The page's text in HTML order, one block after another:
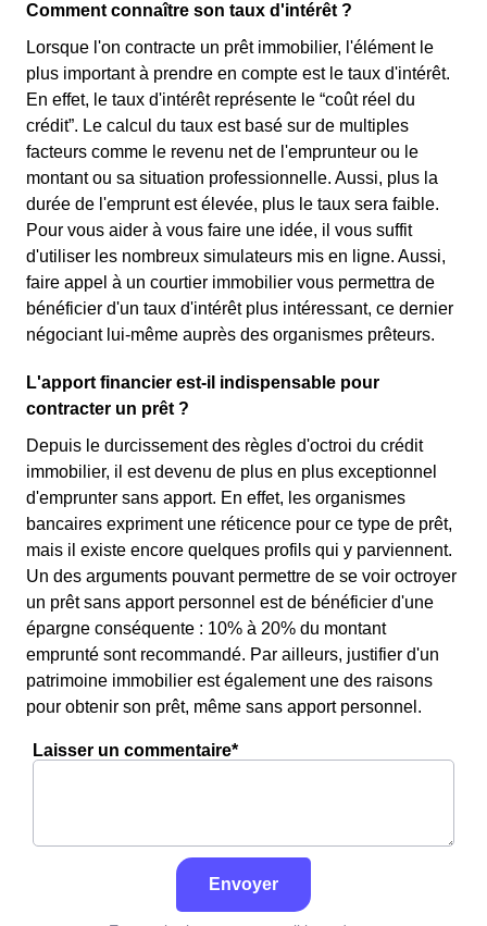
Comment connaître son taux d'intérêt ?
Lorsque l'on contracte un prêt immobilier, l'élément le
plus important à prendre en compte est le taux d'intérêt.
En effet, le taux d'intérêt représente le “coût réel du
crédit”. Le calcul du taux est basé sur de multiples
facteurs comme le revenu net de l'emprunteur ou le
montant ou sa situation professionnelle. Aussi, plus la
durée de l'emprunt est élevée, plus le taux sera faible.
Pour vous aider à vous faire une idée, il vous suffit
d'utiliser les nombreux simulateurs mis en ligne. Aussi,
faire appel à un courtier immobilier vous permettra de
bénéficier d'un taux d'intérêt plus intéressant, ce dernier
négociant lui-même auprès des organismes prêteurs.
L'apport financier est-il indispensable pour
contracter un prêt ?
Depuis le durcissement des règles d'octroi du crédit
immobilier, il est devenu de plus en plus exceptionnel
d'emprunter sans apport. En effet, les organismes
bancaires expriment une réticence pour ce type de prêt,
mais il existe encore quelques profils qui y parviennent.
Un des arguments pouvant permettre de se voir octroyer
un prêt sans apport personnel est de bénéficier d'une
épargne conséquente : 10% à 20% du montant
emprunté sont recommandé. Par ailleurs, justifier d'un
patrimoine immobilier est également une des raisons
pour obtenir son prêt, même sans apport personnel.
Laisser un commentaire*
Envoyer